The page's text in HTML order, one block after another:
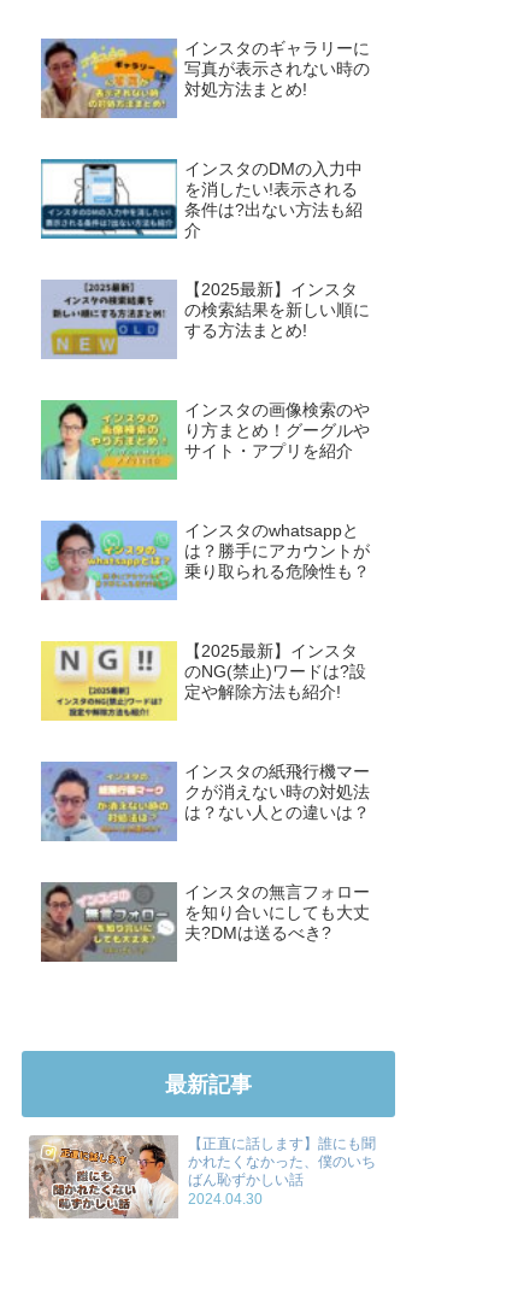
インスタのギャラリーに
写真が表示されない時の
対処方法まとめ!
インスタのDMの入力中
を消したい!表示される
条件は?出ない方法も紹
介
【2025最新】インスタ
の検索結果を新しい順に
する方法まとめ!
インスタの画像検索のや
り方まとめ！グーグルや
サイト・アプリを紹介
インスタのwhatsappと
は？勝手にアカウントが
乗り取られる危険性も？
【2025最新】インスタ
のNG(禁止)ワードは?設
定や解除方法も紹介!
インスタの紙飛行機マー
クが消えない時の対処法
は？ない人との違いは？
インスタの無言フォロー
を知り合いにしても大丈
夫?DMは送るべき?
最新記事
【正直に話します】誰にも聞
かれたくなかった、僕のいち
ばん恥ずかしい話
2024.04.30